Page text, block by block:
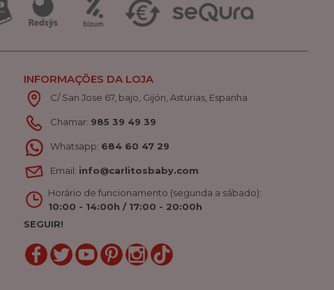
INFORMAÇÕES DA LOJA
C/ San Jose 67, bajo, Gijón, Asturias, Espanha
Chamar: 985 39 49 39
Whatsapp: 684 60 47 29
Email: info@carlitosbaby.com
Horário de funcionamento (segunda a sábado):
10:00 - 14:00h / 17:00 - 20:00h
SEGUIR!
LinkedInGorjeioYouTubePinterestLinkedinTikTok